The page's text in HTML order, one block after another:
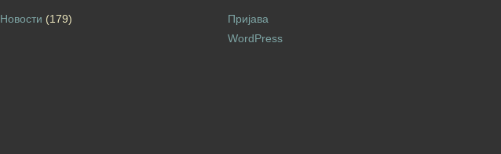
Новости (179)
Пријава
WordPress